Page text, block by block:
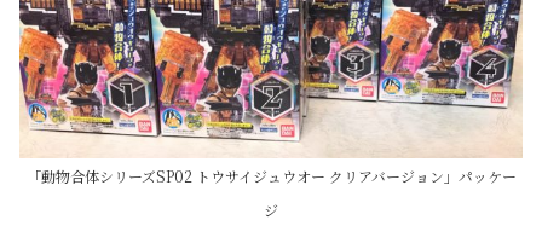
「動物合体シリーズSP02 トウサイジュウオー クリアバージョン」パッケー
ジ